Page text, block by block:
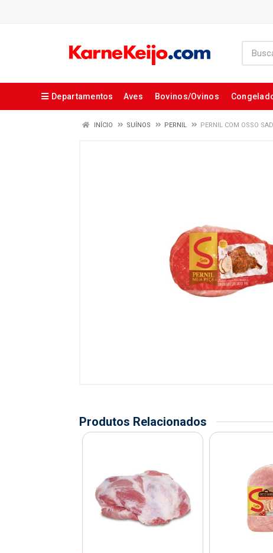
Departamentos Aves Bovinos/Ovinos
INÍCIO SUÍNOS PERNIL PERNIL COM OSSO
Produtos Relacionados